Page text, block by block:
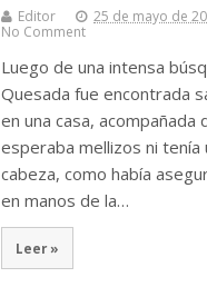
Editor 25 de mayo de
No Comment
Luego de una intensa
Quesada fue encontrada
en una casa, acompañada
esperaba mellizos ni tenía
cabeza, como había
en manos de la…
Leer »